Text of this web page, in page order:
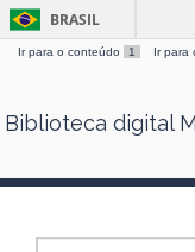
Skip
BRASIL
Ir para o conteúdo 1 Ir para
Biblioteca digital